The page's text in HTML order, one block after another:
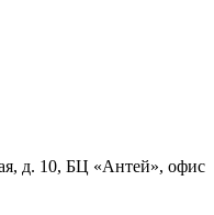
д. 10, БЦ «Антей», офис